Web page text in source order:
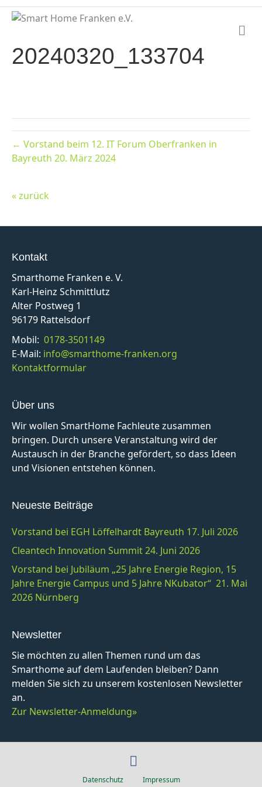
o
n
20240320_133704
← Vorstand beim 12. IT Forum Oberfranken in
Bayreuth 20. März 2024
« zurück
Kontakt
Smarthome Franken e. V.
Karl-Heinz Schmittlutz
Alter Postweg 1
96179 Rattelsdorf
Mobil: 0178-3501149
E-Mail: info@smarthome-franken.org
Kontaktformular
Über uns
Wir wollen SmartHome Fachleute zusammen
bringen. Durch unsere Veranstaltung wird der
Austausch in der Branche gefördert, so dass Ideen
und Visionen entstehen können.
Neueste Beiträge
Vorstand bei EGH Löffelhardt Bayreuth 17. Juli 2026
Cleantech Innovation Summit 24. Juni 2026
Vorstand bei Jubiläum „25 Jahre Energie Region, 15
Jahre Energie Campus und 5 Jahre NKubator“ 21. Mai
2026 Nürnberg
Newsletter
Sie möchten zu allen Themen rund um das
Smarthome auf dem Laufenden bleiben? Dann
melden Sie sich zu unserem kostenlosen Newsletter
an.
Zur Newsletter-Anmeldung»
F
Datenschutz Impressum